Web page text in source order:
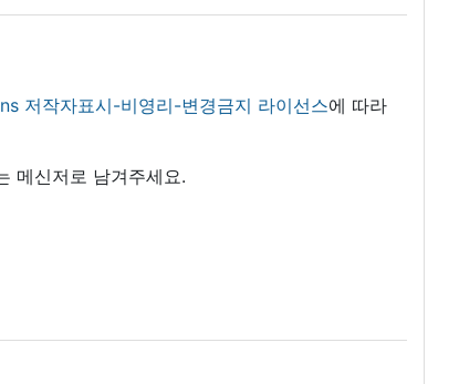
저작자표시-비영리-변경금지 라이선스에 따라
메신저로 남겨주세요.